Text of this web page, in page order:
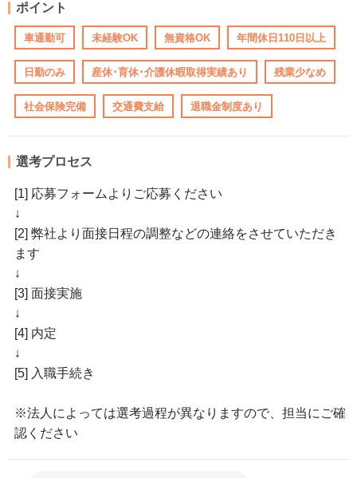
ポイント
車通勤可 未経験OK 無資格OK 年間休日110日以上
日勤のみ 産休･育休･介護休暇取得実績あり 残業少なめ
社会保険完備 交通費支給 退職金制度あり
選考プロセス
[1] 応募フォームよりご応募ください
↓
[2] 弊社より面接日程の調整などの連絡をさせていただき
ます
↓
[3] 面接実施
↓
[4] 内定
↓
[5] 入職手続き
※法人によっては選考過程が異なりますので、担当にご確
認ください